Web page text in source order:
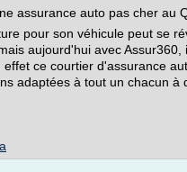
assurance auto pas cher au
pour son véhicule peut se
aujourd'hui avec
effet ce courtier d'assurance
adaptées à tout un chacun à